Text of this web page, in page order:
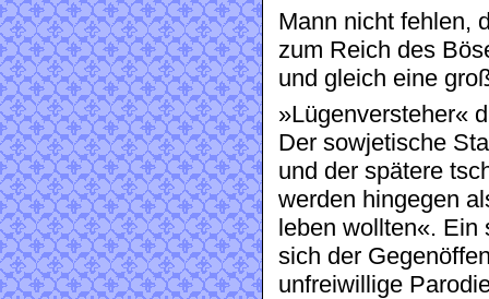
Mann nicht fehlen,
zum Reich des
und gleich eine
»Lügenversteher«
Der sowjetische
und der spätere
werden hingegen
leben wollten«.
sich der
unfreiwillige